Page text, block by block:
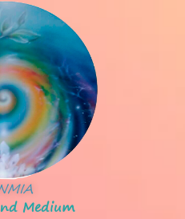
Medium